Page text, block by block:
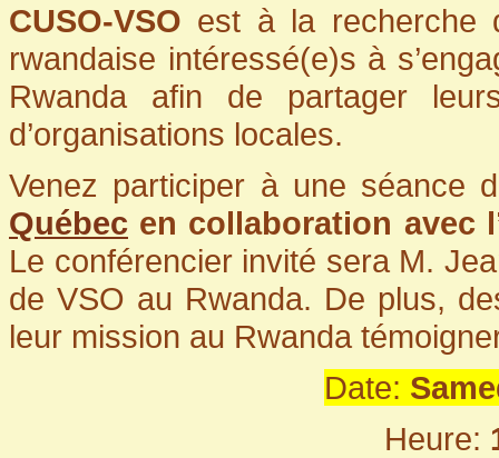
CUSO-VSO est à la recherche
rwandaise intéressé(e)s à
Rwanda afin de partager
d’organisations locales.
Venez participer à une séance
Québec en collaboration avec
Le conférencier invité sera M.
de VSO au Rwanda. De plus,
leur mission au Rwanda
Date:
Heure: